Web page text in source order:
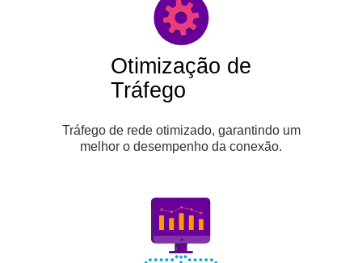
Otimização de
Tráfego
Tráfego de rede otimizado, garantindo um
melhor o desempenho da conexão.